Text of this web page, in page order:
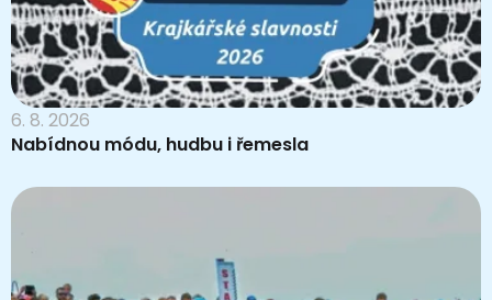
6. 8. 2026
Nabídnou módu, hudbu i řemesla